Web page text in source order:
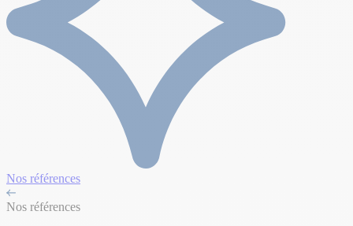
Nos références
Nos références